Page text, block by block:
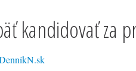
kandidovať za